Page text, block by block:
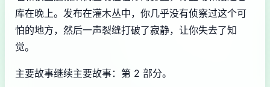
库在晚上。发布在灌木丛中，你几乎没有侦察过这个可
怕的地方，然后一声裂缝打破了寂静，让你失去了知
觉。
主要故事继续主要故事：第 2 部分。